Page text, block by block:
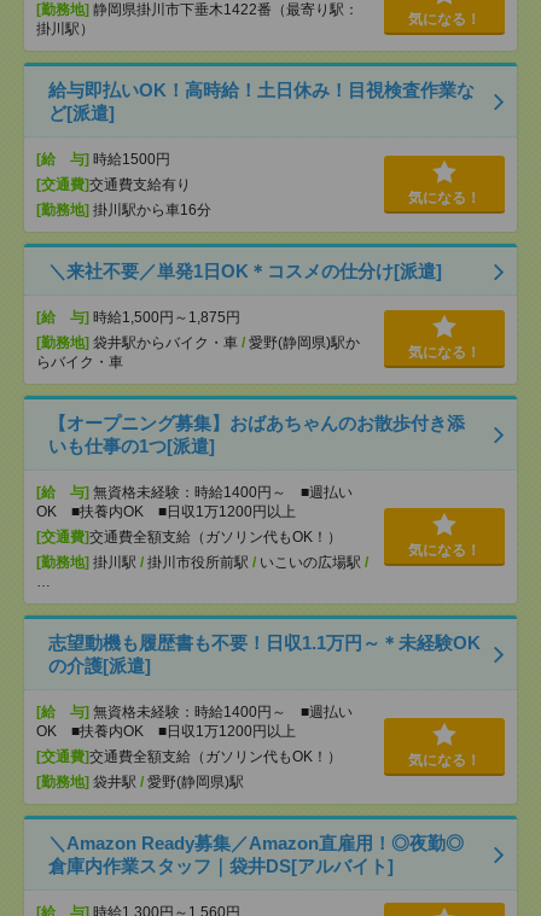
[勤務地] 静岡県掛川市下垂木1422番（最寄り駅：
掛川駅）
気になる！
給与即払いOK！高時給！土日休み！目視検査作業な
ど[派遣]
[給 与] 時給1500円
[交通費]交通費支給有り
[勤務地] 掛川駅から車16分
気になる！
＼来社不要／単発1日OK＊コスメの仕分け[派遣]
[給 与] 時給1,500円～1,875円
[勤務地] 袋井駅からバイク・車 / 愛野(静岡県)駅か
らバイク・車
気になる！
【オープニング募集】おばあちゃんのお散歩付き添
いも仕事の1つ[派遣]
[給 与] 無資格未経験：時給1400円～ ■週払い
OK ■扶養内OK ■日収1万1200円以上
[交通費]交通費全額支給（ガソリン代もOK！）
[勤務地] 掛川駅 / 掛川市役所前駅 / いこいの広場駅 /
…
気になる！
志望動機も履歴書も不要！日収1.1万円～＊未経験OK
の介護[派遣]
[給 与] 無資格未経験：時給1400円～ ■週払い
OK ■扶養内OK ■日収1万1200円以上
[交通費]交通費全額支給（ガソリン代もOK！）
[勤務地] 袋井駅 / 愛野(静岡県)駅
気になる！
＼Amazon Ready募集／Amazon直雇用！◎夜勤◎
倉庫内作業スタッフ｜袋井DS[アルバイト]
[給 与] 時給1,300円～1,560円